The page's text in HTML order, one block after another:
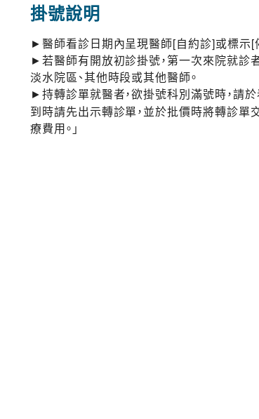
掛號說明
►醫師看診日期內呈現醫師[自約診]或標示[
►若醫師有開放初診掛號，第一次來院就診
淡水院區、其他時段或其他醫師。
►持轉診單就醫者，欲掛號科別滿號時，請
到時請先出示轉診單，並於批價時將轉診單
療費用。」